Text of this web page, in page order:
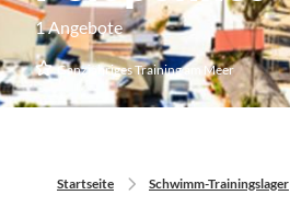
1 Angebote
Ganzjähriges Training am Meer
Startseite Schwimm-Trainingslager